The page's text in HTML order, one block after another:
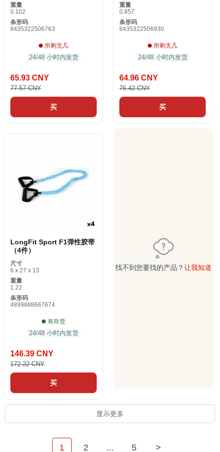
重量
0.102
条形码
8435322506763
所剩无几
24/48 小时内发货
65.93 CNY
77.57 CNY
买
重量
0.857
条形码
8435322506930
所剩无几
24/48 小时内发货
64.96 CNY
76.42 CNY
买
LongFit Sport F1弹性胶带
（4件）
尺寸
6 x 27 x 13
重量
1.22
条形码
4899888667674
有存货
24/48 小时内发货
146.39 CNY
172.22 CNY
买
找不到您要找的产品？让我知道
显示更多
1 2 ... 5 >